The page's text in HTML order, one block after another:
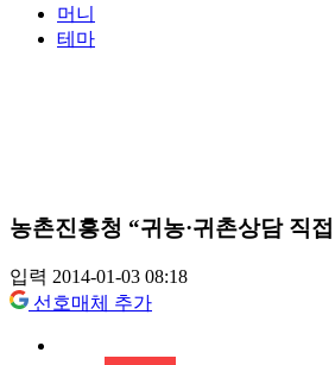
머니
테마
농촌진흥청 “귀농·귀촌상담 직
입력 2014-01-03 08:18
선호매체 추가